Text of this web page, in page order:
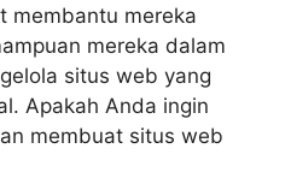
membantu mereka
mereka dalam
situs web yang
Apakah Anda ingin
membuat situs web